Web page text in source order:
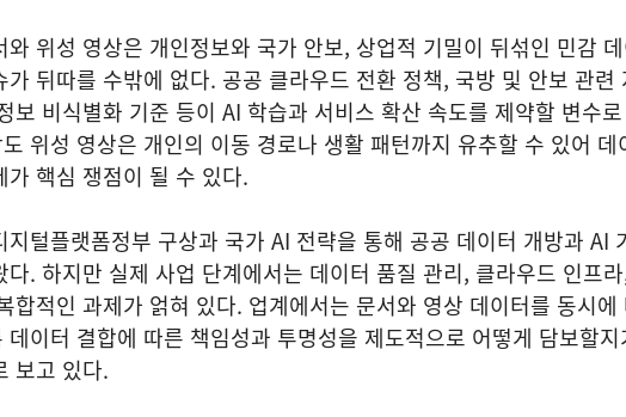
와 위성 영상은 개인정보와 국가 안보, 상업적 기밀이 뒤섞인 민감
가 뒤따를 수밖에 없다. 공공 클라우드 전환 정책, 국방 및 안보 관련
보 비식별화 기준 등이 AI 학습과 서비스 확산 속도를 제약할 변수
위성 영상은 개인의 이동 경로나 생활 패턴까지 유추할 수 있어 데
가 핵심 쟁점이 될 수 있다.
지털플랫폼정부 구상과 국가 AI 전략을 통해 공공 데이터 개방과 AI
다. 하지만 실제 사업 단계에서는 데이터 품질 관리, 클라우드 인프
합적인 과제가 얽혀 있다. 업계에서는 문서와 영상 데이터를 동시에
데이터 결합에 따른 책임성과 투명성을 제도적으로 어떻게 담보할
보고 있다.